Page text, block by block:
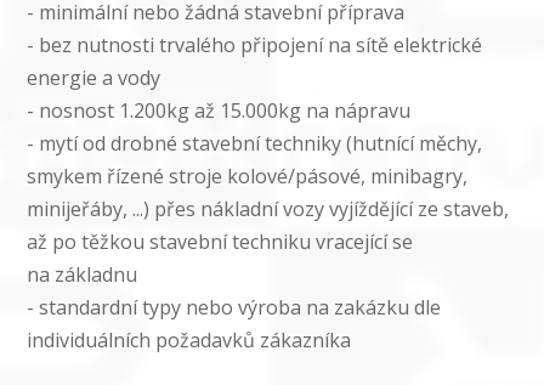
- minimální nebo žádná stavební příprava
- bez nutnosti trvalého připojení na sítě elektrické
energie a vody
- nosnost 1.200kg až 15.000kg na nápravu
- mytí od drobné stavební techniky (hutnící měchy,
smykem řízené stroje kolové/pásové, minibagry,
minijeřáby, ...) přes nákladní vozy vyjíždějící ze staveb,
až po těžkou stavební techniku vracející se
na základnu
- standardní typy nebo výroba na zakázku dle
individuálních požadavků zákazníka